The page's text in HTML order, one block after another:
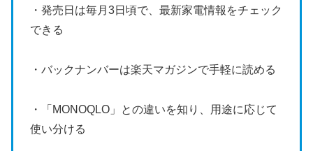
・発売日は毎月3日頃で、最新家電情報をチェック
できる
・バックナンバーは楽天マガジンで手軽に読める
・「MONOQLO」との違いを知り、用途に応じて
使い分ける